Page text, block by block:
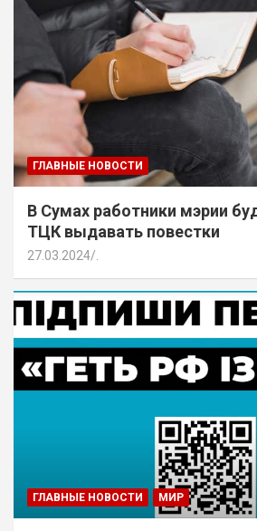
ГЛАВНЫЕ НОВОСТИ
В Сумах работники мэрии
ТЦК выдавать повестки
27.03.2024
ГЛАВНЫЕ НОВОСТИ МИР